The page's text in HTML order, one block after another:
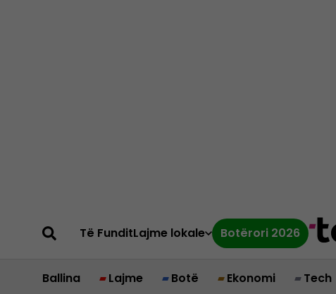
Të FunditLajme lokale Botërori 2026
Ballina Lajme Botë Ekonomi Tech